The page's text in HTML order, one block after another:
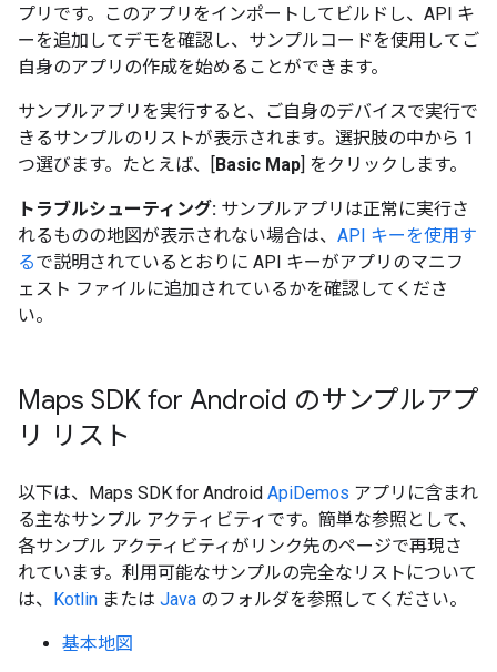
プリです。このアプリをインポートしてビルドし、API キ
ーを追加してデモを確認し、サンプルコードを使用してご
自身のアプリの作成を始めることができます。
サンプルアプリを実行すると、ご自身のデバイスで実行で
きるサンプルのリストが表示されます。選択肢の中から 1
つ選びます。たとえば、[Basic Map] をクリックします。
トラブルシューティング: サンプルアプリは正常に実行さ
れるものの地図が表示されない場合は、 API キーを使用す
るで説明されているとおりに API キーがアプリのマニフ
ェスト ファイルに追加されているかを確認してくださ
い。
Maps SDK for Android のサンプルアプ
リ リスト
以下は、Maps SDK for Android ApiDemos アプリに含まれ
る主なサンプル アクティビティです。簡単な参照として、
各サンプル アクティビティがリンク先のページで再現さ
れています。利用可能なサンプルの完全なリストについて
は、 Kotlin または Java のフォルダを参照してください。
基本地図